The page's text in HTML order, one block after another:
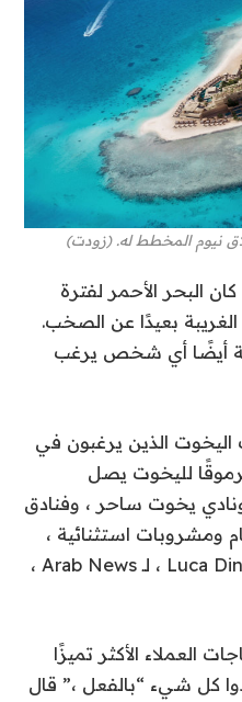
نيوم المخطط له. (زودت)
البحر الأحمر لفترة
بعيدًا عن الصخب.
أيضًا أي شخص يرغب
الذين يرغبون في
الوصول إليه. مع مرسى 86 رصيفًا مرموقًا لليخوت يصل
وعوامات مخدومة لليخوت الفاخرة حتى 180 مترًا ، ونادي يخوت ساحر ، وفنادق
ومشروبات استثنائية ،
كل ما هو مقترح في السندلة قال لوكا ديني ، الرئيس التنفيذي لاستوديو Luca Dini ، لـ Arab News ،
العملاء الأكثر تميزًا
كل شيء “بالفعل ،” قال